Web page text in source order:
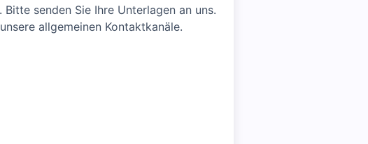
senden Sie Ihre Unterlagen an uns.
allgemeinen Kontaktkanäle.